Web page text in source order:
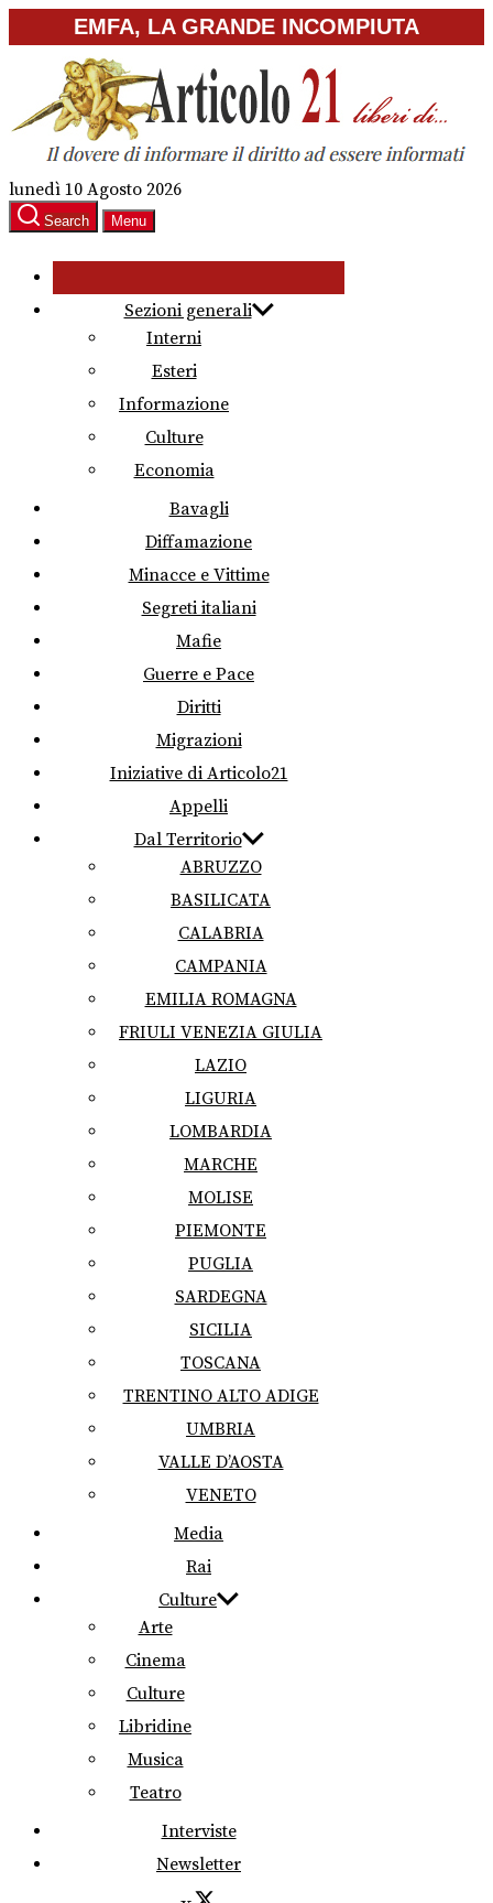
to
content
EMFA, LA GRANDE INCOMPIUTA
lunedì 10 Agosto 2026
Search Menu
Sezioni generali
Interni
Esteri
Informazione
Culture
Economia
Bavagli
Diffamazione
Minacce e Vittime
Segreti italiani
Mafie
Guerre e Pace
Diritti
Migrazioni
Iniziative di Articolo21
Appelli
Dal Territorio
ABRUZZO
BASILICATA
CALABRIA
CAMPANIA
EMILIA ROMAGNA
FRIULI VENEZIA GIULIA
LAZIO
LIGURIA
LOMBARDIA
MARCHE
MOLISE
PIEMONTE
PUGLIA
SARDEGNA
SICILIA
TOSCANA
TRENTINO ALTO ADIGE
UMBRIA
VALLE D’AOSTA
VENETO
Media
Rai
Culture
Arte
Cinema
Culture
Libridine
Musica
Teatro
Interviste
Newsletter